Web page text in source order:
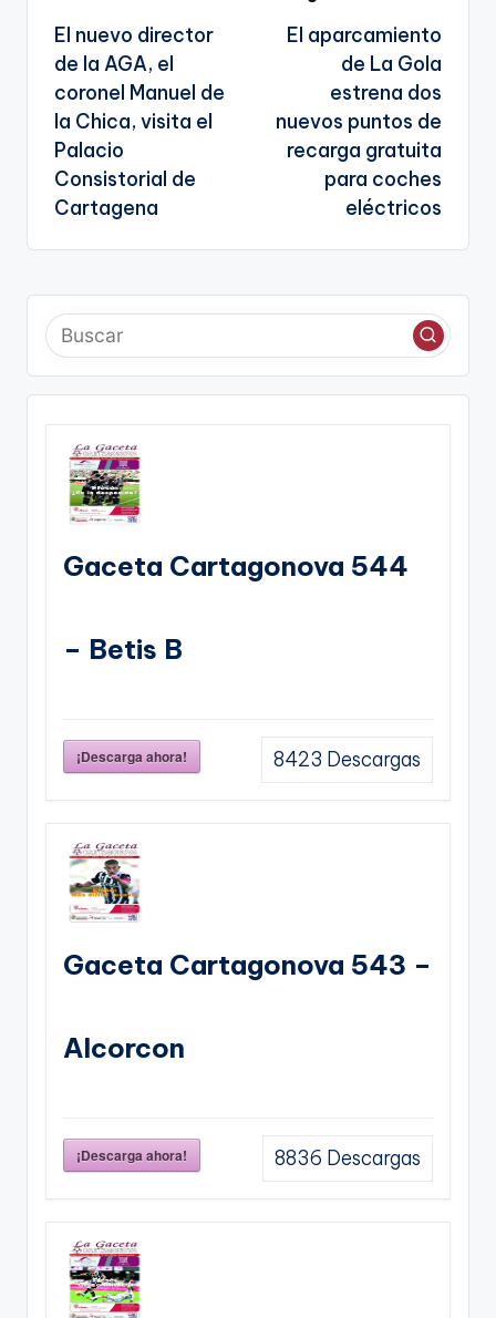
k
n
sl
a
te
de
entradas
El nuevo director
de la AGA, el
coronel Manuel de
la Chica, visita el
Palacio
Consistorial de
Cartagena
El aparcamiento
de La Gola
estrena dos
nuevos puntos de
recarga gratuita
para coches
eléctricos
Gaceta Cartagonova 544
– Betis B
¡Descarga ahora! 8423 Descargas
Gaceta Cartagonova 543 –
Alcorcon
¡Descarga ahora! 8836 Descargas